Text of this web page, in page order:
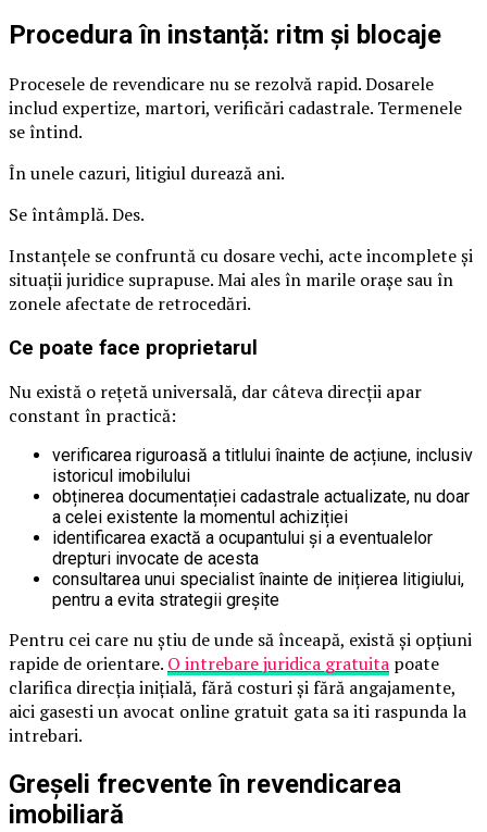
Procedura în instanță: ritm și blocaje
Procesele de revendicare nu se rezolvă rapid. Dosarele
includ expertize, martori, verificări cadastrale. Termenele
se întind.
În unele cazuri, litigiul durează ani.
Se întâmplă. Des.
Instanțele se confruntă cu dosare vechi, acte incomplete și
situații juridice suprapuse. Mai ales în marile orașe sau în
zonele afectate de retrocedări.
Ce poate face proprietarul
Nu există o rețetă universală, dar câteva direcții apar
constant în practică:
verificarea riguroasă a titlului înainte de acțiune, inclusiv
istoricul imobilului
obținerea documentației cadastrale actualizate, nu doar
a celei existente la momentul achiziției
identificarea exactă a ocupantului și a eventualelor
drepturi invocate de acesta
consultarea unui specialist înainte de inițierea litigiului,
pentru a evita strategii greșite
Pentru cei care nu știu de unde să înceapă, există și opțiuni
rapide de orientare. O intrebare juridica gratuita poate
clarifica direcția inițială, fără costuri și fără angajamente,
aici gasesti un avocat online gratuit gata sa iti raspunda la
intrebari.
Greșeli frecvente în revendicarea
imobiliară